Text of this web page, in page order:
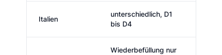
Italien
unterschiedlich, D1
bis D4
Wiederbefüllung nur